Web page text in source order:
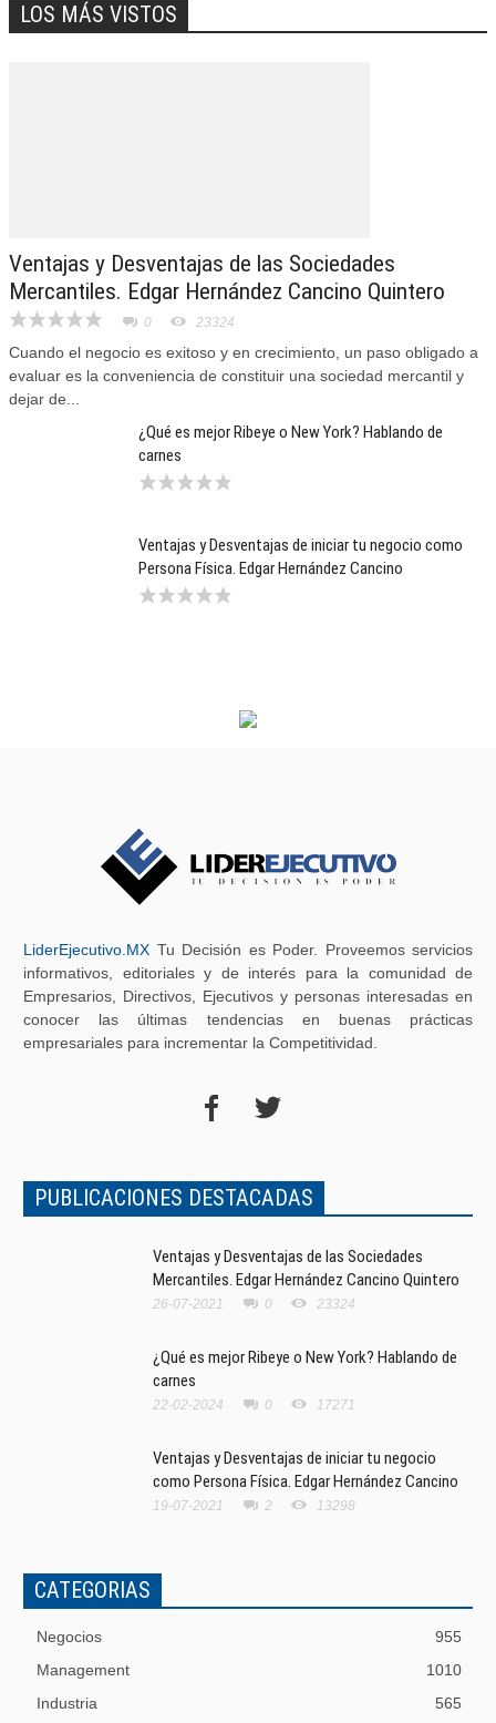
LOS MÁS VISTOS
Ventajas y Desventajas de las Sociedades
Mercantiles. Edgar Hernández Cancino Quintero
0 23324
Cuando el negocio es exitoso y en crecimiento, un paso obligado a
evaluar es la conveniencia de constituir una sociedad mercantil y
dejar de...
¿Qué es mejor Ribeye o New York? Hablando de
carnes
Ventajas y Desventajas de iniciar tu negocio como
Persona Física. Edgar Hernández Cancino
LiderEjecutivo.MX Tu Decisión es Poder. Proveemos servicios
informativos, editoriales y de interés para la comunidad de
Empresarios, Directivos, Ejecutivos y personas interesadas en
conocer las últimas tendencias en buenas prácticas
empresariales para incrementar la Competitividad.
PUBLICACIONES DESTACADAS
Ventajas y Desventajas de las Sociedades
Mercantiles. Edgar Hernández Cancino Quintero
26-07-2021 0 23324
¿Qué es mejor Ribeye o New York? Hablando de
carnes
22-02-2024 0 17271
Ventajas y Desventajas de iniciar tu negocio
como Persona Física. Edgar Hernández Cancino
19-07-2021 2 13298
CATEGORIAS
Negocios
955
Management
1010
Industria
565